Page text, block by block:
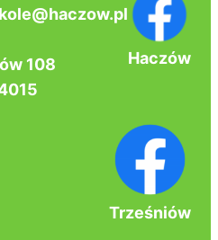
108
Haczów
Trześniów